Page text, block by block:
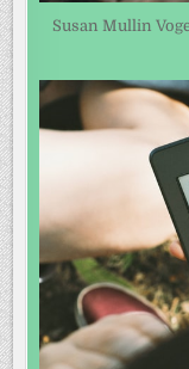
Susan Mullin